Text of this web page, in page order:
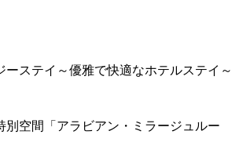
ーステイ～優雅で快適なホテルステイ～
別空間「アラビアン・ミラージュルー